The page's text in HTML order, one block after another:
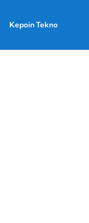
Kepoin Tekno